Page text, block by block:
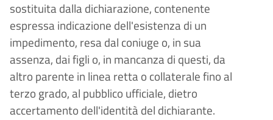
sostituita dalla dichiarazione, contenente
espressa indicazione dell'esistenza di un
impedimento, resa dal coniuge o, in sua
assenza, dai figli o, in mancanza di questi, da
altro parente in linea retta o collaterale fino al
terzo grado, al pubblico ufficiale, dietro
accertamento dell'identità del dichiarante.